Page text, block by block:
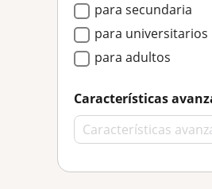
para secundaria
para universitarios
para adultos
Características